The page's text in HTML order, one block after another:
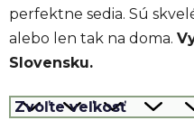
perfektne sedia. Sú
alebo len tak na doma.
Slovensku.